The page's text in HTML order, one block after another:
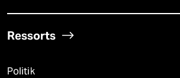
Ressorts
Politik